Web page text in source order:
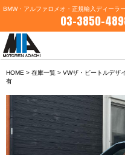
BMW・アルファロメオ・正規輸入ディー
03-3850-
HOME > 在庫一覧 > VWザ・ビートルデザ
有